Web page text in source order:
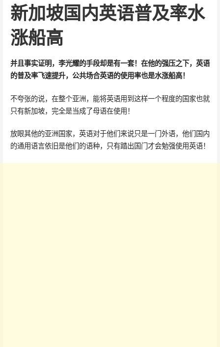
新加坡国内英语普及率水
涨船高
并且事实证明，李光耀的手段却是有一套！在他的强压之下，英语
的普及率飞速提升，公共场合英语的使用率也是水涨船高！
不夸张的说，在整个亚洲，能将英语用到这样一个程度的国家也就
只有新加坡，完全是当成了母语在使用！
放眼其他的亚洲国家，英语对于他们来说只是一门外语，他们国内
的通用语言依旧是他们的语种，只有踏出国门才会勉强使用英语！